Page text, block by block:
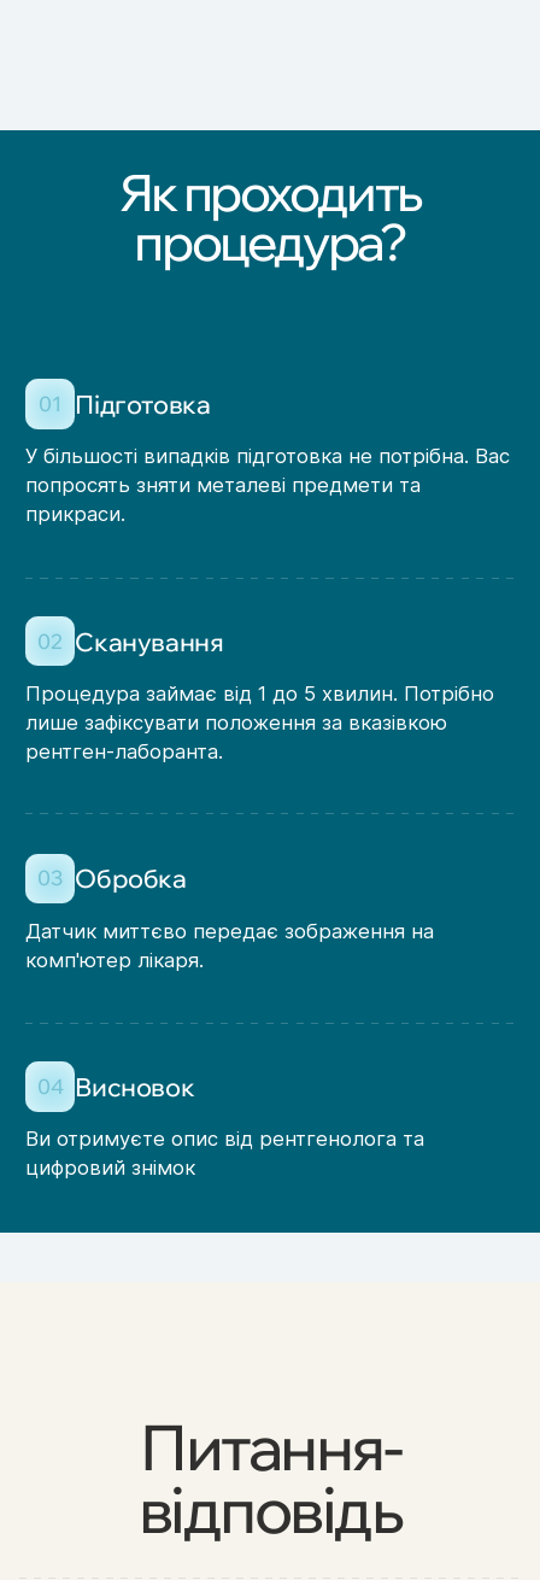
Як проходить
процедура?
01 Підготовка
У більшості випадків підготовка не потрібна. Вас
попросять зняти металеві предмети та
прикраси.
02 Сканування
Процедура займає від 1 до 5 хвилин. Потрібно
лише зафіксувати положення за вказівкою
рентген-лаборанта.
03 Обробка
Датчик миттєво передає зображення на
комп'ютер лікаря.
04 Висновок
Ви отримуєте опис від рентгенолога та
цифровий знімок
Питання-
відповідь